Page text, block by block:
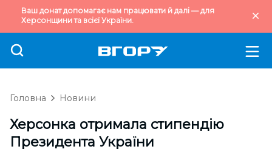
Ваш донат допомагає нам працювати й далі — для
Херсонщини та всієї України.
Головна Новини
Херсонка отримала стипендію
Президента України